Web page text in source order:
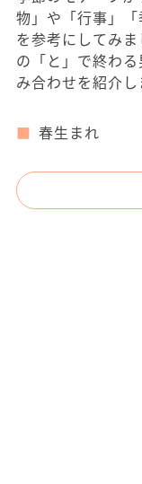
物」や「行事」
を参考にしてみ
の「と」で終わ
み合わせを紹介し
春生まれ